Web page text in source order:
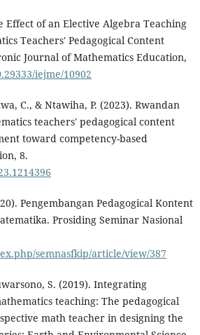
Effect of an Elective Algebra Teaching
Teachers' Pedagogical Content
Journal of Mathematics Education,
iejme/10902
C., & Ntawiha, P. (2023). Rwandan
teachers' pedagogical content
toward competency-based
8.
Pengembangan Pedagogical Kontent
Prosiding Seminar Nasional
semnasfkip/article/view/387
S. (2019). Integrating
teaching: The pedagogical
math teacher in designing the